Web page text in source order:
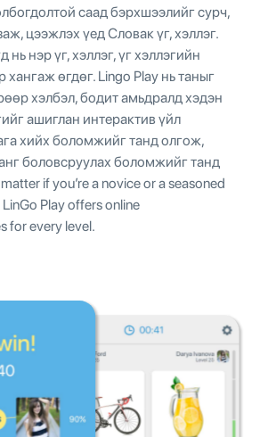
саад бэрхшээлийг сурч,
цээжлэх үед Словак үг, хэллэг.
нь нэр үг, хэллэг, үг хэллэгийн
хангаж өгдөг. Lingo Play нь таныг
хэлбэл, бодит амьдралд хэдэн
ашиглан интерактив үйл
хийх боломжийг танд олгож,
боловсруулах боломжийг танд
if you’re a novice or a seasoned
Play offers online
for every level.